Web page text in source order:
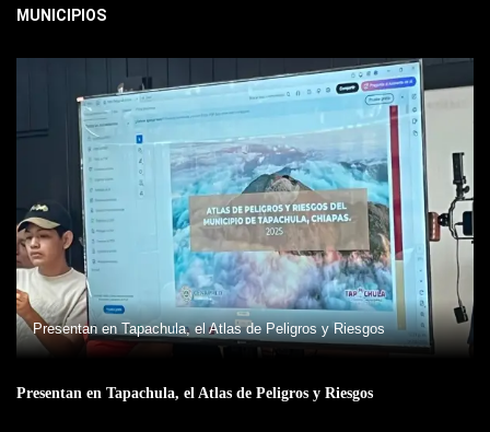
MUNICIPIOS
Presentan en Tapachula, el Atlas de Peligros y Riesgos
Presentan en Tapachula, el Atlas de Peligros y Riesgos